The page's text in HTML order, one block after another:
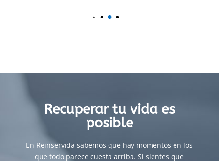
Recuperar tu vida es
posible
En Reinservida sabemos que hay momentos en los
que todo parece cuesta arriba. Si sientes que